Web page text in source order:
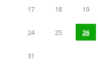
17 18 19
24 25 26
31